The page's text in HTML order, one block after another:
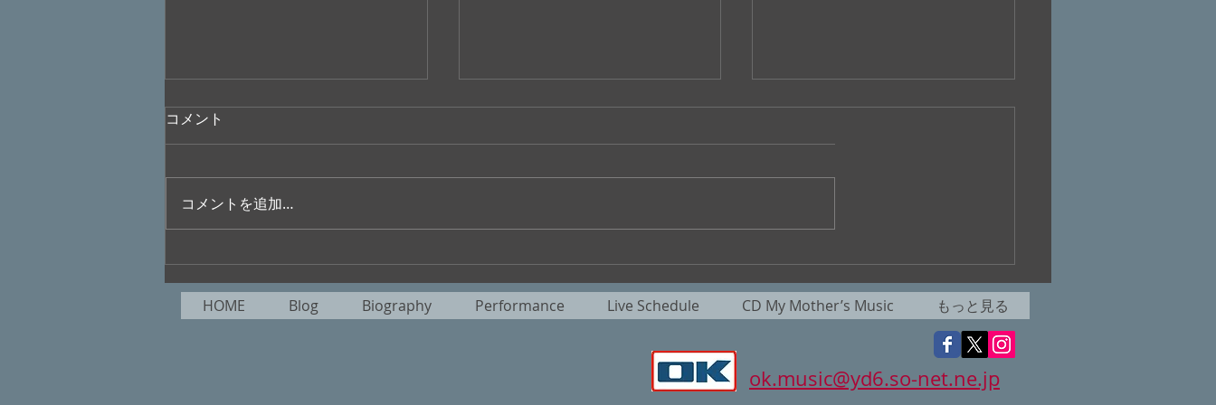
ズ”No.401
ズ” No.400
る』
コメント
コメントを追加…
HOME Blog Biography Performance Live Schedule CD My Mother’s Music もっと見る
ok.music@yd6.so-net.ne.jp